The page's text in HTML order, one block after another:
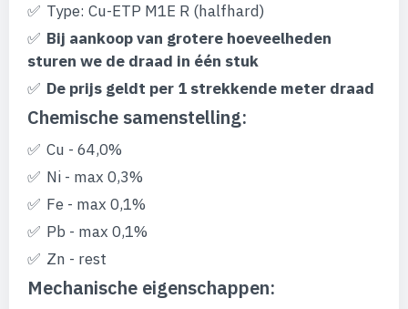
Type: Cu-ETP M1E R (halfhard)
Bij aankoop van grotere hoeveelheden
sturen we de draad in één stuk
De prijs geldt per 1 strekkende meter draad
Chemische samenstelling:
Cu - 64,0%
Ni - max 0,3%
Fe - max 0,1%
Pb - max 0,1%
Zn - rest
Mechanische eigenschappen: